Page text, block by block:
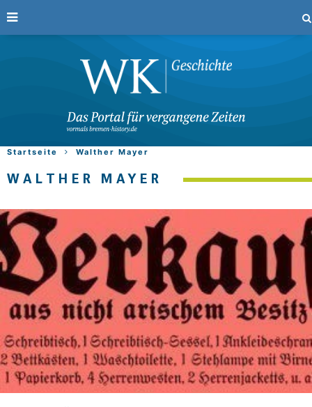
Startseite Walther Mayer
WALTHER MAYER